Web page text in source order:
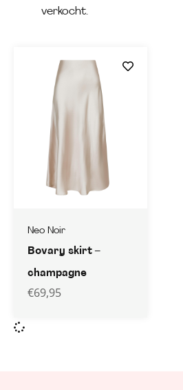
verkocht.
Neo Noir
Bovary skirt –
champagne
€69,95